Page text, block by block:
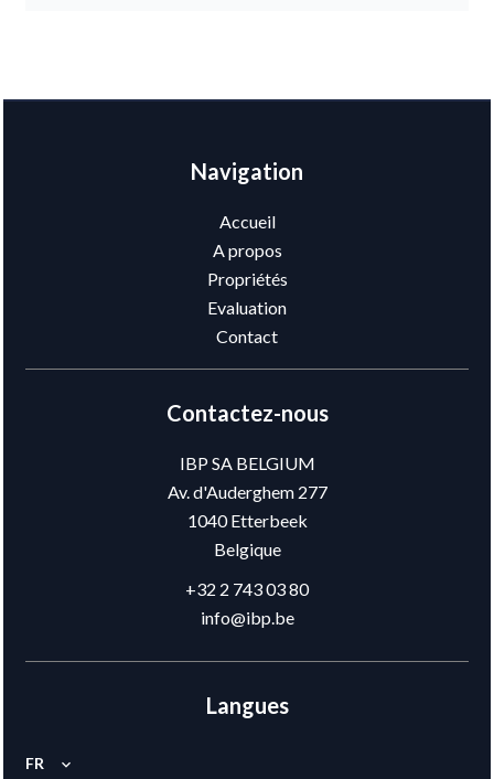
Navigation
Accueil
A propos
Propriétés
Evaluation
Contact
Contactez-nous
IBP SA BELGIUM
Av. d'Auderghem 277
1040Etterbeek
Belgique
+32 2 743 03 80
info@ibp.be
Langues
FR